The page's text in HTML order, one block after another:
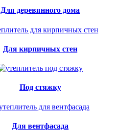
Для деревянного дома
Для кирпичных стен
Под стяжку
Для вентфасада